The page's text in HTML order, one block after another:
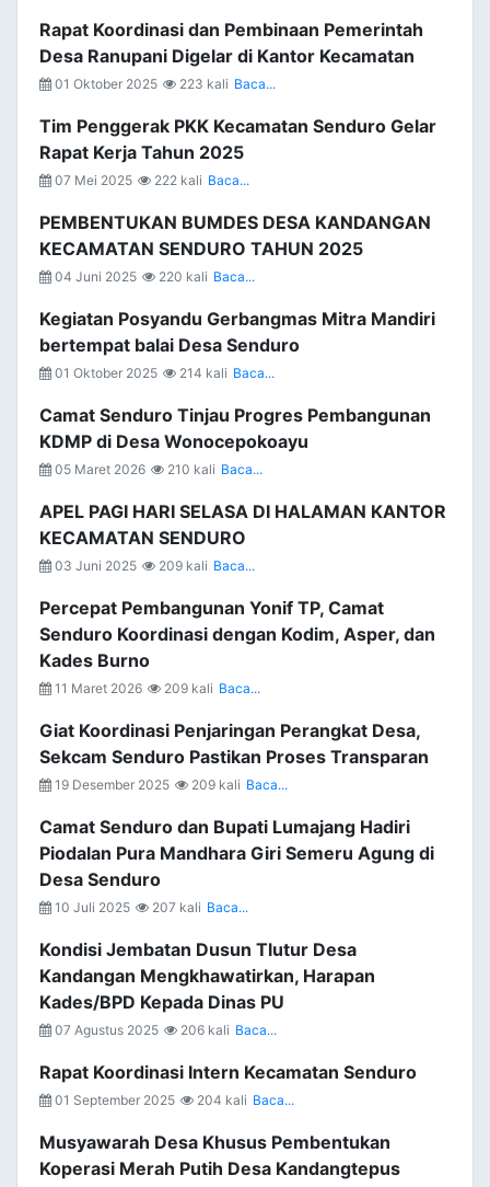
Rapat Koordinasi dan Pembinaan Pemerintah
Desa Ranupani Digelar di Kantor Kecamatan
01 Oktober 2025 223 kali Baca...
Tim Penggerak PKK Kecamatan Senduro Gelar
Rapat Kerja Tahun 2025
07 Mei 2025 222 kali Baca...
PEMBENTUKAN BUMDES DESA KANDANGAN
KECAMATAN SENDURO TAHUN 2025
04 Juni 2025 220 kali Baca...
Kegiatan Posyandu Gerbangmas Mitra Mandiri
bertempat balai Desa Senduro
01 Oktober 2025 214 kali Baca...
Camat Senduro Tinjau Progres Pembangunan
KDMP di Desa Wonocepokoayu
05 Maret 2026 210 kali Baca...
APEL PAGI HARI SELASA DI HALAMAN KANTOR
KECAMATAN SENDURO
03 Juni 2025 209 kali Baca...
Percepat Pembangunan Yonif TP, Camat
Senduro Koordinasi dengan Kodim, Asper, dan
Kades Burno
11 Maret 2026 209 kali Baca...
Giat Koordinasi Penjaringan Perangkat Desa,
Sekcam Senduro Pastikan Proses Transparan
19 Desember 2025 209 kali Baca...
Camat Senduro dan Bupati Lumajang Hadiri
Piodalan Pura Mandhara Giri Semeru Agung di
Desa Senduro
10 Juli 2025 207 kali Baca...
Kondisi Jembatan Dusun Tlutur Desa
Kandangan Mengkhawatirkan, Harapan
Kades/BPD Kepada Dinas PU
07 Agustus 2025 206 kali Baca...
Rapat Koordinasi Intern Kecamatan Senduro
01 September 2025 204 kali Baca...
Musyawarah Desa Khusus Pembentukan
Koperasi Merah Putih Desa Kandangtepus